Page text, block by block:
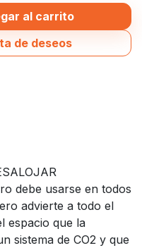
al carrito
de deseos
debe usarse en todos
advierte a todo el
espacio que la
sistema de CO2 y que